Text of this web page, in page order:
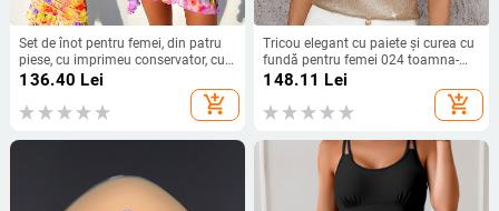
Set de înot pentru femei, din patru
piese, cu imprimeu conservator, cu
bureți pentru sâni, fără suport
metalic; material principal: 82%
poliester, căptușeală: 18% spandex
136.40 Lei
add_shopping_cart
Tricou elegant cu paiete și curea cu
fundă pentru femei 024 toamna-
iarna nou, mânecă zburătoare,
148.11 Lei
add_shopping_cart